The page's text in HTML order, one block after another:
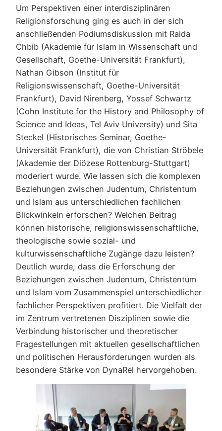
Um Perspektiven einer interdisziplinären
Religionsforschung ging es auch in der sich
anschließenden Podiumsdiskussion mit Raida
Chbib (Akademie für Islam in Wissenschaft und
Gesellschaft, Goethe-Universität Frankfurt),
Nathan Gibson (Institut für
Religionswissenschaft, Goethe-Universität
Frankfurt), David Nirenberg, Yossef Schwartz
(Cohn Institute for the History and Philosophy of
Science and Ideas, Tel Aviv University) und Sita
Steckel (Historisches Seminar, Goethe-
Universität Frankfurt), die von Christian Ströbele
(Akademie der Diözese Rottenburg-Stuttgart)
moderiert wurde. Wie lassen sich die komplexen
Beziehungen zwischen Judentum, Christentum
und Islam aus unterschiedlichen fachlichen
Blickwinkeln erforschen? Welchen Beitrag
können historische, religionswissenschaftliche,
theologische sowie sozial- und
kulturwissenschaftliche Zugänge dazu leisten?
Deutlich wurde, dass die Erforschung der
Beziehungen zwischen Judentum, Christentum
und Islam vom Zusammenspiel unterschiedlicher
fachlicher Perspektiven profitiert. Die Vielfalt der
im Zentrum vertretenen Disziplinen sowie die
Verbindung historischer und theoretischer
Fragestellungen mit aktuellen gesellschaftlichen
und politischen Herausforderungen wurden als
besondere Stärke von DynaRel hervorgehoben.